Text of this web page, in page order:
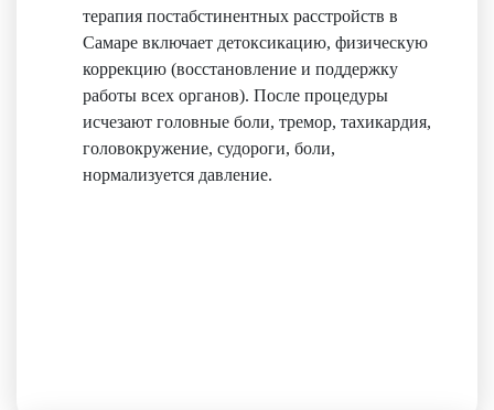
терапия постабстинентных расстройств в
Самаре включает детоксикацию, физическую
коррекцию (восстановление и поддержку
работы всех органов). После процедуры
исчезают головные боли, тремор, тахикардия,
головокружение, судороги, боли,
нормализуется давление.